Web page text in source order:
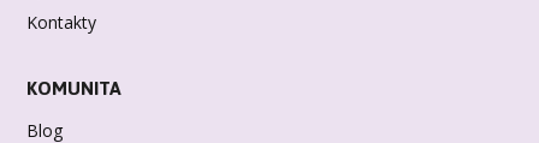
Kontakty
KOMUNITA
Blog